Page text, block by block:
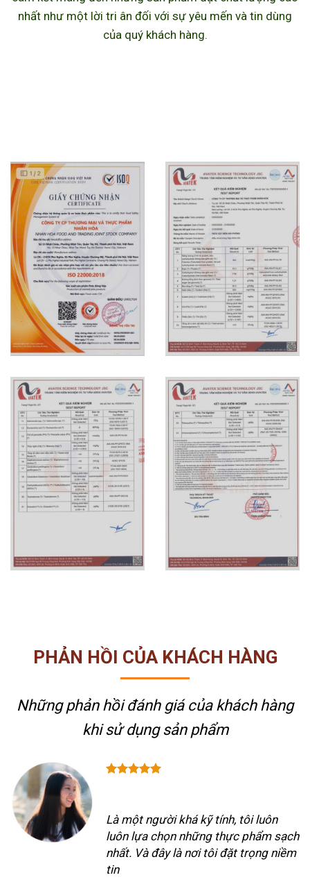
nhất như một lời tri ân đối với sự yêu mến và tin dùng
của quý khách hàng.
PHẢN HỒI CỦA KHÁCH HÀNG
Những phản hồi đánh giá của khách hàng
khi sử dụng sản phẩm
Là một người khá kỹ tính, tôi luôn
luôn lựa chọn những thực phẩm sạch
nhất. Và đây là nơi tôi đặt trọng niềm
tin